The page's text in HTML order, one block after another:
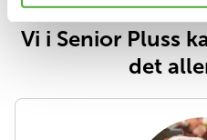
Vi i Senior Pluss
det